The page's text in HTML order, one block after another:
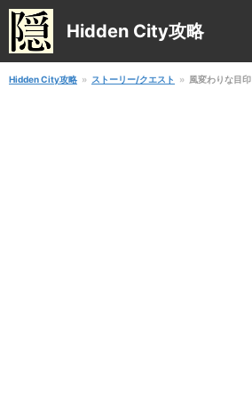
Hidden City攻略
Hidden City攻略 ストーリー/クエスト 風変わりな目印